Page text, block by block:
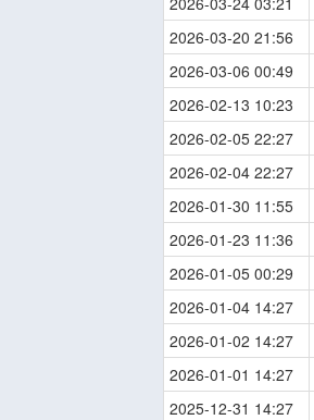
2026-03-20 21:56
2026-03-06 00:49
2026-02-13 10:23
2026-02-05 22:27
2026-02-04 22:27
2026-01-30 11:55
2026-01-23 11:36
2026-01-05 00:29
2026-01-04 14:27
2026-01-02 14:27
2026-01-01 14:27
2025-12-31 14:27